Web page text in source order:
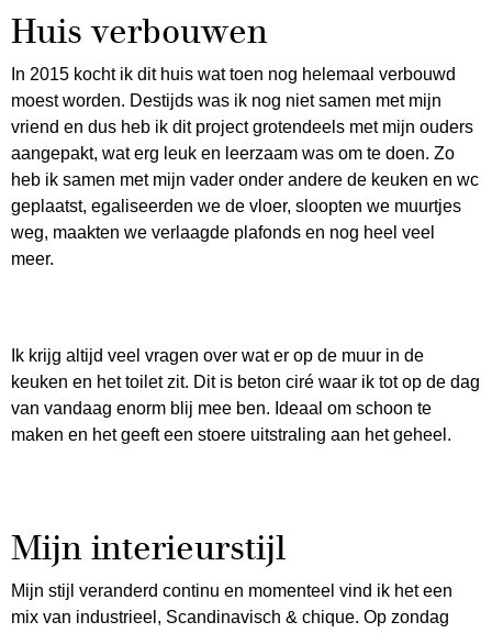
Huis verbouwen
In 2015 kocht ik dit huis wat toen nog helemaal verbouwd
moest worden. Destijds was ik nog niet samen met mijn
vriend en dus heb ik dit project grotendeels met mijn ouders
aangepakt, wat erg leuk en leerzaam was om te doen. Zo
heb ik samen met mijn vader onder andere de keuken en wc
geplaatst, egaliseerden we de vloer, sloopten we muurtjes
weg, maakten we verlaagde plafonds en nog heel veel
meer.
Ik krijg altijd veel vragen over wat er op de muur in de
keuken en het toilet zit. Dit is beton ciré waar ik tot op de dag
van vandaag enorm blij mee ben. Ideaal om schoon te
maken en het geeft een stoere uitstraling aan het geheel.
Mijn interieurstijl
Mijn stijl veranderd continu en momenteel vind ik het een
mix van industrieel, Scandinavisch & chique. Op zondag